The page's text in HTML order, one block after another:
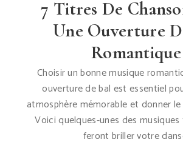
7 Titres De
Une Ouverture
Romantique
Choisir un bonne musique
ouverture de bal est essentiel
atmosphère mémorable et donner
Voici quelques-unes des
feront briller votre